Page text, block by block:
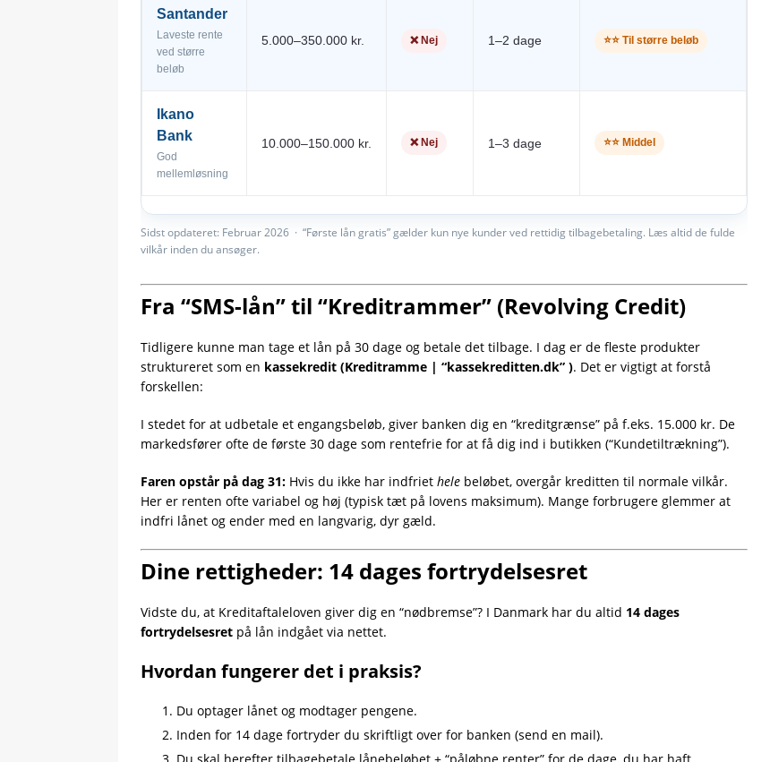
Santander
Laveste rente
ved større
beløb
5.000–350.000 kr. ❌ Nej 1–2 dage ⭐⭐ Til større beløb
Ikano
Bank
God
mellemløsning
10.000–150.000 kr. ❌ Nej 1–3 dage ⭐⭐ Middel
Sidst opdateret: Februar 2026 · “Første lån gratis” gælder kun nye kunder ved rettidig tilbagebetaling. Læs altid de fulde
vilkår inden du ansøger.
Fra “SMS-lån” til “Kreditrammer” (Revolving Credit)
Tidligere kunne man tage et lån på 30 dage og betale det tilbage. I dag er de fleste produkter
struktureret som en kassekredit (Kreditramme | “kassekreditten.dk” ). Det er vigtigt at forstå
forskellen:
I stedet for at udbetale et engangsbeløb, giver banken dig en “kreditgrænse” på f.eks. 15.000 kr. De
markedsfører ofte de første 30 dage som rentefrie for at få dig ind i butikken (“Kundetiltrækning”).
Faren opstår på dag 31: Hvis du ikke har indfriet hele beløbet, overgår kreditten til normale vilkår.
Her er renten ofte variabel og høj (typisk tæt på lovens maksimum). Mange forbrugere glemmer at
indfri lånet og ender med en langvarig, dyr gæld.
Dine rettigheder: 14 dages fortrydelsesret
Vidste du, at Kreditaftaleloven giver dig en “nødbremse”? I Danmark har du altid 14 dages
fortrydelsesret på lån indgået via nettet.
Hvordan fungerer det i praksis?
Du optager lånet og modtager pengene.
Inden for 14 dage fortryder du skriftligt over for banken (send en mail).